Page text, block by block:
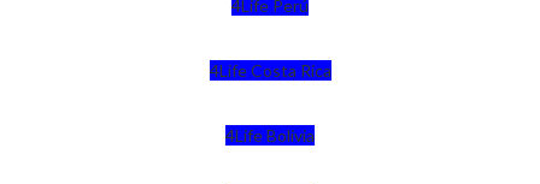
4Life Perú
4Life Costa Rica
4Life Bolivia